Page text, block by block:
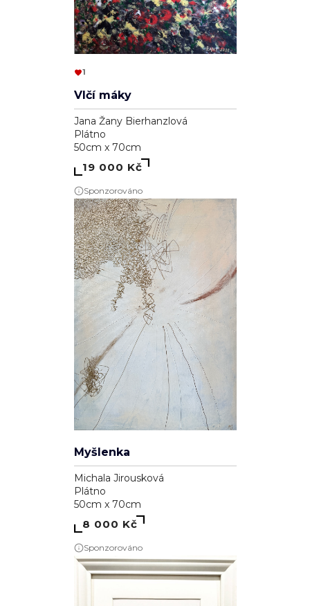
1
Vlčí máky
Jana Žany Bierhanzlová
Plátno
50cm x 70cm
19 000 Kč
Sponzorováno
Myšlenka
Michala Jirousková
Plátno
50cm x 70cm
8 000 Kč
Sponzorováno